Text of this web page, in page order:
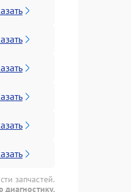
запчастей.
диагностику.